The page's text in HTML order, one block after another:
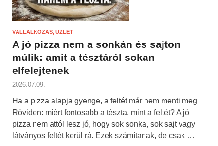
VÁLLALKOZÁS, ÜZLET
A jó pizza nem a sonkán és sajton
múlik: amit a tésztáról sokan
elfelejtenek
2026.07.09.
Ha a pizza alapja gyenge, a feltét már nem menti meg
Röviden: miért fontosabb a tészta, mint a feltét? A jó
pizza nem attól lesz jó, hogy sok sonka, sok sajt vagy
látványos feltét kerül rá. Ezek számítanak, de csak …